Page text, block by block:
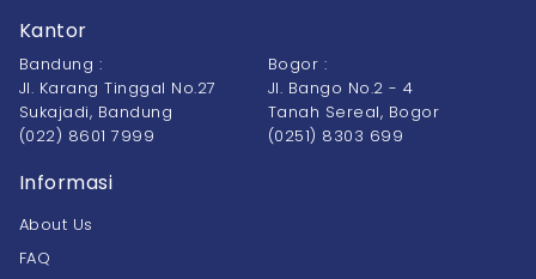
Kantor
Bandung :
Jl. Karang Tinggal No.27
Sukajadi, Bandung
(022) 8601 7999
Bogor :
Jl. Bango No.2 - 4
Tanah Sereal, Bogor
(0251) 8303 699
Informasi
About Us
FAQ